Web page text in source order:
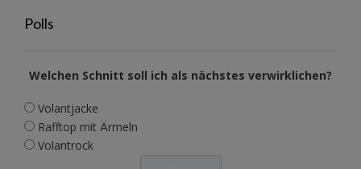
Polls
Welchen Schnitt soll ich als nächstes verwirklichen?
Volantjacke
Rafftop mit Ärmeln
Volantrock